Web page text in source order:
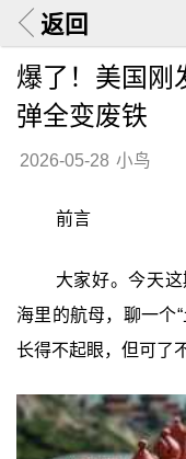
返回
爆了！美国刚
弹全变废铁
2026-05-28 小鸟
前言
大家好。今天
海里的航母，聊一个
长得不起眼，但可了